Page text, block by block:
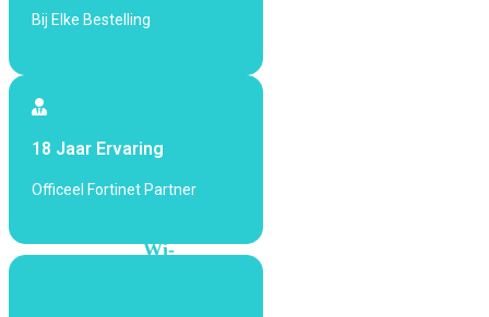
Wi-
6E
Fi
Wi-
Bij Elke Bestelling
18 Jaar Ervaring
Officeel Fortinet Partner